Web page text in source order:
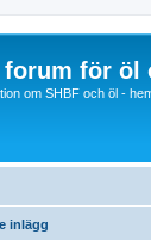
forum för öl
om SHBF och öl -
inlägg